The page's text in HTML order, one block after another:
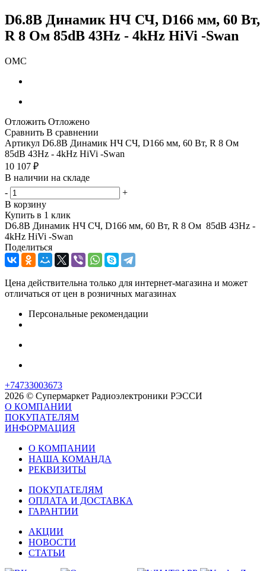
D6.8B Динамик НЧ СЧ, D166 мм, 60 Вт,
R 8 Ом 85dB 43Hz - 4kHz HiVi -Swan
ОМС
Отложить Отложено
Сравнить В сравнении
Артикул D6.8B Динамик НЧ СЧ, D166 мм, 60 Вт, R 8 Ом
85dB 43Hz - 4kHz HiVi -Swan
10 107 ₽
В наличии на складе
-
+
В корзину
Купить в 1 клик
D6.8B Динамик НЧ СЧ, D166 мм, 60 Вт, R 8 Ом 85dB 43Hz -
4kHz HiVi -Swan
Поделиться
Цена действительна только для интернет-магазина и может
отличаться от цен в розничных магазинах
Персональные рекомендации
+74733003673
2026 © Супермаркет Радиоэлектроники РЭССИ
О КОМПАНИИ
ПОКУПАТЕЛЯМ
ИНФОРМАЦИЯ
О КОМПАНИИ
НАША КОМАНДА
РЕКВИЗИТЫ
ПОКУПАТЕЛЯМ
ОПЛАТА И ДОСТАВКА
ГАРАНТИИ
АКЦИИ
НОВОСТИ
СТАТЬИ